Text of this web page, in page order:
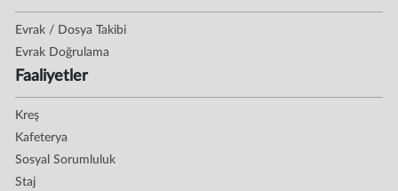
Evrak / Dosya Takibi
Evrak Doğrulama
Faaliyetler
Kreş
Kafeterya
Sosyal Sorumluluk
Staj